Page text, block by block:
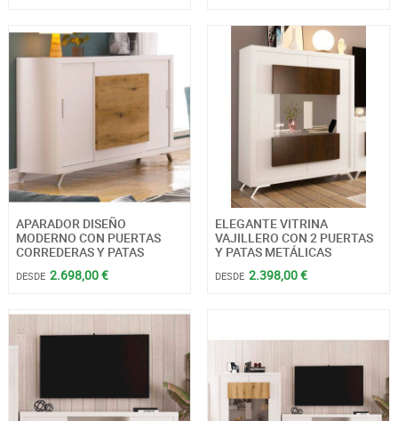
APARADOR DISEÑO
MODERNO CON PUERTAS
CORREDERAS Y PATAS
DESDE 2.698,00 €
ELEGANTE VITRINA
VAJILLERO CON 2 PUERTAS
Y PATAS METÁLICAS
DESDE 2.398,00 €